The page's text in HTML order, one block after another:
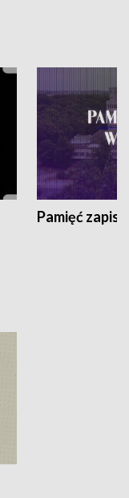
Pamięć